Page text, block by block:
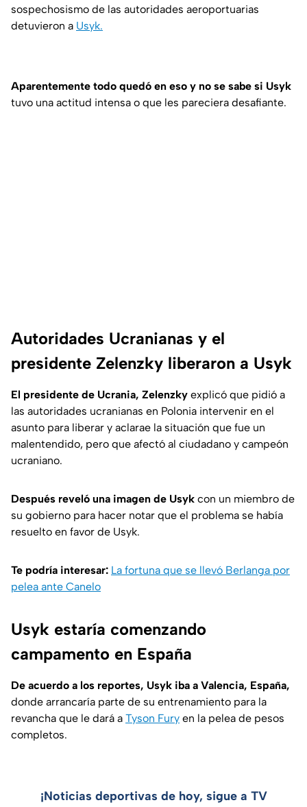
sospechosismo de las autoridades aeroportuarias
detuvieron a Usyk.
Aparentemente todo quedó en eso y no se sabe si Usyk
tuvo una actitud intensa o que les pareciera desafiante.
Autoridades Ucranianas y el
presidente Zelenzky liberaron a Usyk
El presidente de Ucrania, Zelenzky explicó que pidió a
las autoridades ucranianas en Polonia intervenir en el
asunto para liberar y aclarae la situación que fue un
malentendido, pero que afectó al ciudadano y campeón
ucraniano.
Después reveló una imagen de Usyk con un miembro de
su gobierno para hacer notar que el problema se había
resuelto en favor de Usyk.
Te podría interesar: La fortuna que se llevó Berlanga por
pelea ante Canelo
Usyk estaría comenzando
campamento en España
De acuerdo a los reportes, Usyk iba a Valencia, España,
donde arrancaría parte de su entrenamiento para la
revancha que le dará a Tyson Fury en la pelea de pesos
completos.
¡Noticias deportivas de hoy, sigue a TV